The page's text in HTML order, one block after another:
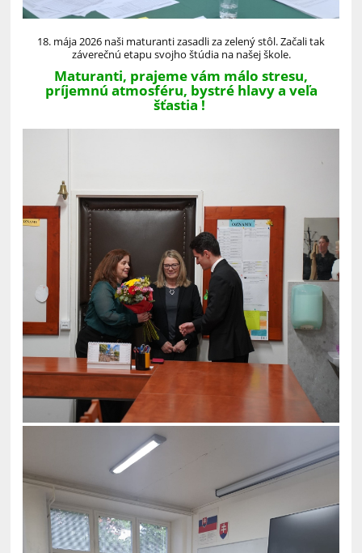
18. mája 2026 naši maturanti zasadli za zelený stôl. Začali tak
záverečnú etapu svojho štúdia na našej škole.
Maturanti, prajeme vám málo stresu,
príjemnú atmosféru, bystré hlavy a veľa
šťastia !